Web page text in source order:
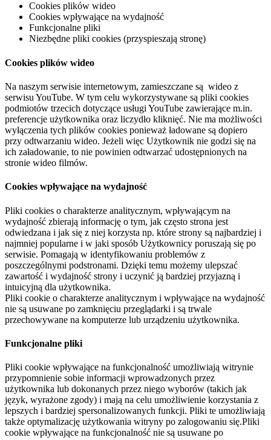
Cookies plików wideo
Cookies wpływające na wydajność
Funkcjonalne pliki
Niezbędne pliki cookies (przyspieszają stronę)
Cookies plików wideo
Na naszym serwisie internetowym, zamieszczane są wideo z
serwisu YouTube. W tym celu wykorzystywane są pliki cookies
podmiotów trzecich dotyczące usługi YouTube zawierające m.in.
preferencje użytkownika oraz liczydło kliknięć. Nie ma możliwości
wyłączenia tych plików cookies ponieważ ładowane są dopiero
przy odtwarzaniu wideo. Jeżeli więc Użytkownik nie godzi się na
ich załadowanie, to nie powinien odtwarzać udostępnionych na
stronie wideo filmów.
Cookies wpływające na wydajność
Pliki cookies o charakterze analitycznym, wpływającym na
wydajność zbierają informację o tym, jak często strona jest
odwiedzana i jak się z niej korzysta np. które strony są najbardziej i
najmniej popularne i w jaki sposób Użytkownicy poruszają się po
serwisie. Pomagają w identyfikowaniu problemów z
poszczególnymi podstronami. Dzięki temu możemy ulepszać
zawartość i wydajność strony i uczynić ją bardziej przyjazną i
intuicyjną dla użytkownika.
Pliki cookie o charakterze analitycznym i wpływające na wydajność
nie są usuwane po zamknięciu przeglądarki i są trwale
przechowywane na komputerze lub urządzeniu użytkownika.
Funkcjonalne pliki
Pliki cookie wpływające na funkcjonalność umożliwiają witrynie
przypomnienie sobie informacji wprowadzonych przez
użytkownika lub dokonanych przez niego wyborów (takich jak
język, wyrażone zgody) i mają na celu umożliwienie korzystania z
lepszych i bardziej spersonalizowanych funkcji. Pliki te umożliwiają
także optymalizację użytkowania witryny po zalogowaniu się.Pliki
cookie wpływające na funkcjonalność nie są usuwane po